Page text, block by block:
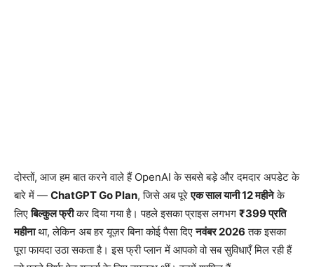
दोस्तों, आज हम बात करने वाले हैं OpenAI के सबसे बड़े और दमदार अपडेट के
बारे में — ChatGPT Go Plan, जिसे अब पूरेएक साल यानी 12 महीनेके
लिएबिल्कुल फ्रीकर दिया गया है। पहले इसका प्राइस लगभग ₹399 प्रति
महीनाथा, लेकिन अब हर यूज़र बिना कोई पैसा दिएनवंबर 2026 तक इसका
पूरा फायदा उठा सकता है। इस फ्री प्लान में आपको वो सब सुविधाएँ मिल रही हैं